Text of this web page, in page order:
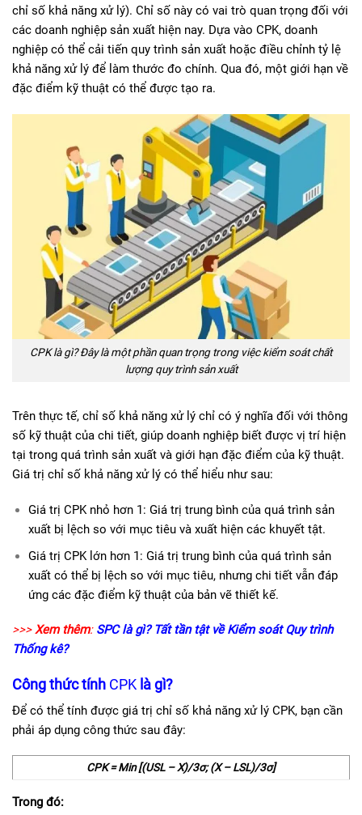
chỉ số khả năng xử lý). Chỉ số này có vai trò quan trọng đối với
các doanh nghiệp sản xuất hiện nay. Dựa vào CPK, doanh
nghiệp có thể cải tiến quy trình sản xuất hoặc điều chỉnh tỷ lệ
khả năng xử lý để làm thước đo chính. Qua đó, một giới hạn về
đặc điểm kỹ thuật có thể được tạo ra.
CPK là gì? Đây là một phần quan trọng trong việc kiểm soát chất
lượng quy trình sản xuất
Trên thực tế, chỉ số khả năng xử lý chỉ có ý nghĩa đối với thông
số kỹ thuật của chi tiết, giúp doanh nghiệp biết được vị trí hiện
tại trong quá trình sản xuất và giới hạn đặc điểm của kỹ thuật.
Giá trị chỉ số khả năng xử lý có thể hiểu như sau:
Giá trị CPK nhỏ hơn 1: Giá trị trung bình của quá trình sản
xuất bị lệch so với mục tiêu và xuất hiện các khuyết tật.
Giá trị CPK lớn hơn 1: Giá trị trung bình của quá trình sản
xuất có thể bị lệch so với mục tiêu, nhưng chi tiết vẫn đáp
ứng các đặc điểm kỹ thuật của bản vẽ thiết kế.
>>>Xem thêm: SPC là gì? Tất tần tật về Kiểm soát Quy trình
Thống kê?
Công thức tính CPK là gì?
Để có thể tính được giá trị chỉ số khả năng xử lý CPK, bạn cần
phải áp dụng công thức sau đây:
CPK = Min [(USL – X)/3σ; (X – LSL)/3σ]
Trong đó: